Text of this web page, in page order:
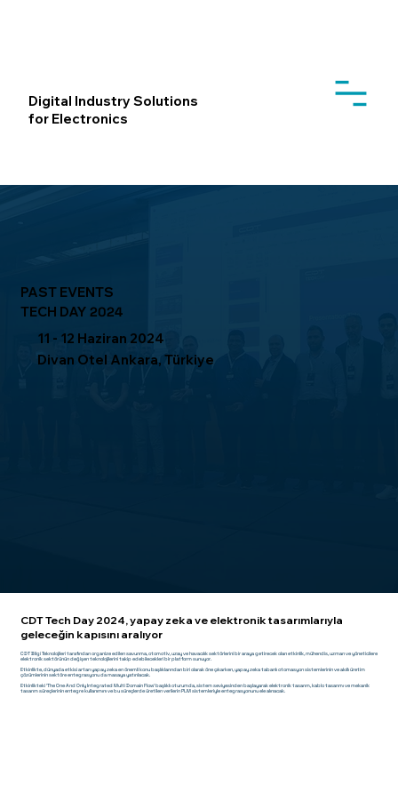
Digital Industry Solutions
for Electronics
PAST EVENTS
TECH DAY2024
11 - 12 Haziran 2024
Divan Otel Ankara, Türkiye
CDT Tech Day 2024, yapay zeka ve elektronik tasarımlarıyla
geleceğin kapısını aralıyor
CDT Bilgi Teknolojileri tarafından organize edilen savunma, otomotiv, uzay ve havacılık sektörlerini bir araya getirecek olan etkinlik, mühendis, uzman ve yöneticilere
elektronik sektörünün değişen teknolojilerini takip edebilecekleri bir platform sunuyor.
Etkinlikte, dünyada etkisi artan yapay zeka en önemli konu başlıklarından biri olarak öne çıkarken, yapay zeka tabanlı otomasyon sistemlerinin ve akıllı üretim
çözümlerinin sektöre entegrasyonu da masaya yatırılacak.
Etkinlikteki 'The One And Only Integrated Multi Domain Flow' başlıklı oturumda, sistem seviyesinden başlayarak elektronik tasarım, kablo tasarımı ve mekanik
tasarım süreçlerinin entegre kullanımını ve bu süreçlerde üretilen verilerin PLM sistemleriyle entegrasyonunu ele alınacak.